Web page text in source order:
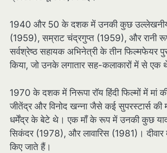
1940 और 50 के दशक में उनकी कुछ उल्लेखनीय
(1959), सम्राट चंद्रगुप्त (1959), और रानी
सर्वश्रेष्ठ सहायक अभिनेत्री के तीन फिल्मफेयर
किया, जो उनके लगातार सह-कलाकारों में से एक
1970 के दशक में निरूपा रॉय हिंदी फिल्मों में मां
जीतेंद्र और विनोद खन्ना जैसे कई सुपरस्टार्स की
धर्मेंद्र के बेटे थे। एक माँ के रूप में उनकी कुछ
सिकंदर (1978), और लावारिस (1981)। दीवार
किए जाते हैं।